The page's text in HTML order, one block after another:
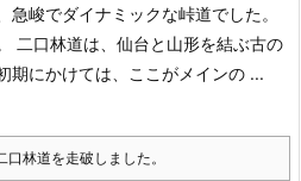
峻でダイナミックな峠道でした。
二口林道は、仙台と山形を結ぶ古の
期にかけては、ここがメインの ...
口林道を走破しました。